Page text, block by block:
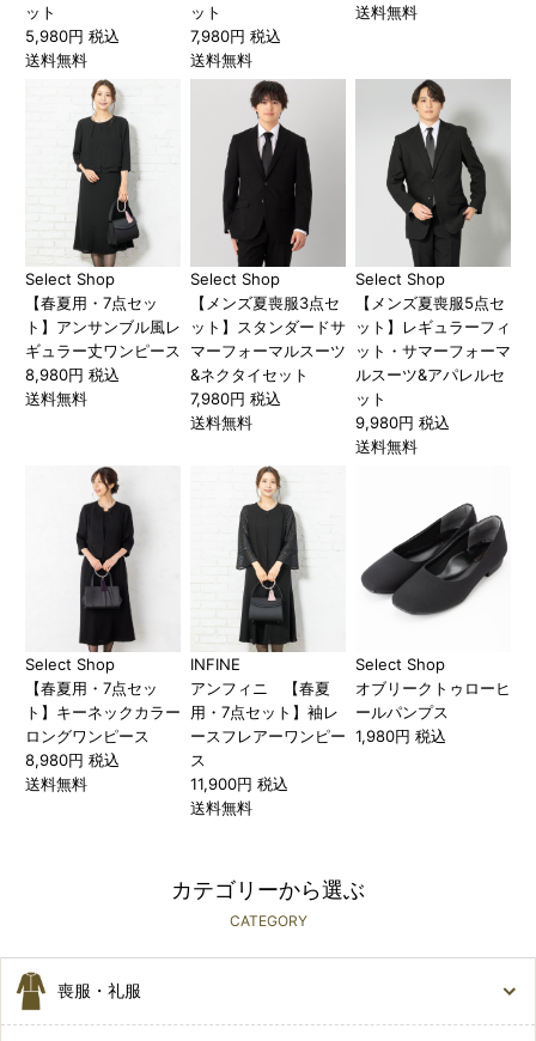
ット
5,980円 税込
送料無料
ット
7,980円 税込
送料無料
送料無料
Select Shop
【春夏用・7点セッ
ト】アンサンブル風レ
ギュラー丈ワンピース
8,980円 税込
送料無料
Select Shop
【メンズ夏喪服3点セ
ット】スタンダードサ
マーフォーマルスーツ
&ネクタイセット
7,980円 税込
送料無料
Select Shop
【メンズ夏喪服5点セ
ット】レギュラーフィ
ット・サマーフォーマ
ルスーツ&アパレルセ
ット
9,980円 税込
送料無料
Select Shop
【春夏用・7点セッ
ト】キーネックカラー
ロングワンピース
8,980円 税込
送料無料
INFINE
アンフィニ 【春夏
用・7点セット】袖レ
ースフレアーワンピー
ス
11,900円 税込
送料無料
Select Shop
オブリークトゥローヒ
ールパンプス
1,980円 税込
カテゴリーから選ぶ
CATEGORY
喪服・礼服